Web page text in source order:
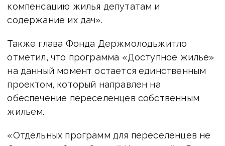
компенсацию жилья депутатам и
содержание их дач».
Также глава Фонда Держмолодьжитло
отметил, что программа «Доступное жилье»
на данный момент остается единственным
проектом, который направлен на
обеспечение переселенцев собственным
жильем.
«Отдельных программ для переселенцев не